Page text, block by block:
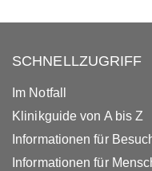
SCHNELLZUGRIFF
Im Notfall
Klinikguide von A bis Z
Informationen für
Informationen für